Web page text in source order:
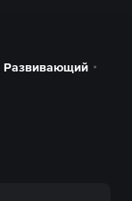
Развивающий